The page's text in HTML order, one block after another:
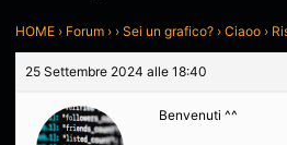
HOME › Forum › › Sei un grafico? › Ciaoo ›
25 Settembre 2024 alle 18:40
Benvenuti ^^